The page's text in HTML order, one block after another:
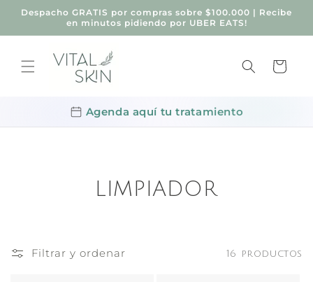
directamente
al contenido
Despacho GRATIS por compras sobre $100.000 | Recibe
en minutos pidiendo por UBER EATS!
Carrito
Agenda aquí tu tratamiento
LIMPIADOR
Filtrar y ordenar 16 productos